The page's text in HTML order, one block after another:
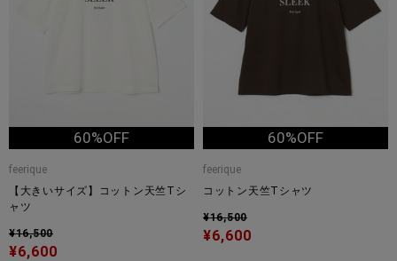
60%OFF
feerique
【大きいサイズ】コットン天竺Tシ
ャツ
¥16,500
¥6,600
60%OFF
feerique
コットン天竺Tシャツ
¥16,500
¥6,600